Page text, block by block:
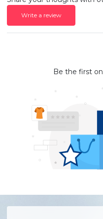
Write a review
Be the first